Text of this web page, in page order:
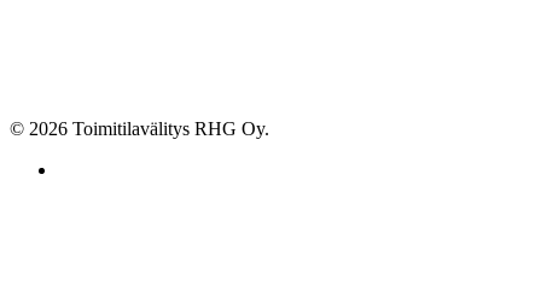
© 2026 Toimitilavälitys RHG Oy.